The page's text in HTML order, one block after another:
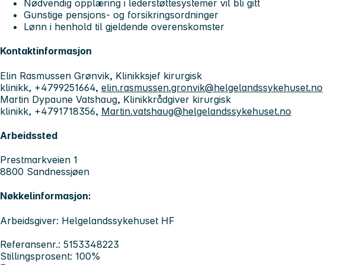
Nødvendig opplæring i lederstøttesystemer vil bli gitt
Gunstige pensjons- og forsikringsordninger
Lønn i henhold til gjeldende overenskomster
Kontaktinformasjon
Elin Rasmussen Grønvik, Klinikksjef kirurgisk
klinikk, +4799251664, elin.rasmussen.gronvik@helgelandssykehuset.no
Martin Dypaune Vatshaug, Klinikkrådgiver kirurgisk
klinikk, +4791718356, Martin.vatshaug@helgelandssykehuset.no
Arbeidssted
Prestmarkveien 1
8800 Sandnessjøen
Nøkkelinformasjon:
Arbeidsgiver: Helgelandssykehuset HF
Referansenr.: 5153348223
Stillingsprosent: 100%